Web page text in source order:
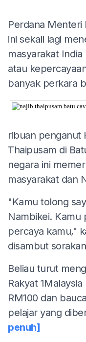
Perdana Menteri
ini sekali lagi
masyarakat
atau
banyak perkara
ribuan penganut
Thaipusam di
negara ini
masyarakat dan
"Kamu tolong
Nambikei. Kamu
percaya kamu,"
disambut
Beliau turut
Rakyat
RM100 dan
pelajar yang
penuh]